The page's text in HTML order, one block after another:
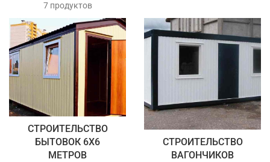
7 продуктов
СТРОИТЕЛЬСТВО
БЫТОВОК 6Х6
МЕТРОВ
СТРОИТЕЛЬСТВО
ВАГОНЧИКОВ